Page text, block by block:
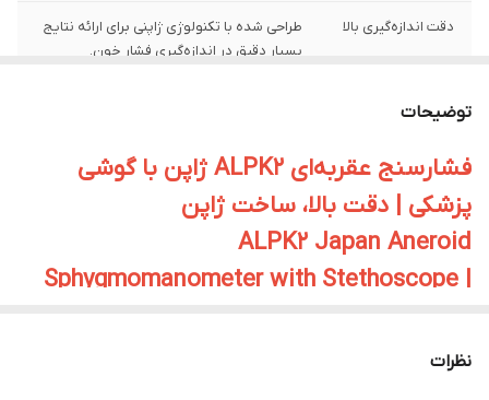
دقت اندازه‌گیری بالا
طراحی شده با تکنولوژی ژاپنی برای ارائه نتایج
بسیار دقیق در اندازه‌گیری فشار خون.
طول عمر بالا و
بادوام
همراه با گوشی
دارای گوشی پزشکی حساس و دقیق برای
شنیدن صداهای قلبی و عروقی، ایده‌آل برای
کاربرد حرفه‌ای.
توضیحات
فشارسنج عقربه‌ای ALPK2 ژاپن با گوشی
پزشکی | دقت بالا، ساخت ژاپن
ALPK2 Japan Aneroid
Sphygmomanometer with Stethoscope |
نظرات